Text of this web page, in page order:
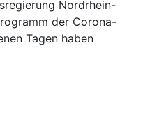
Nordrhein-
der Corona-
Tagen haben